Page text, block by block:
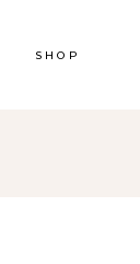
SHOP